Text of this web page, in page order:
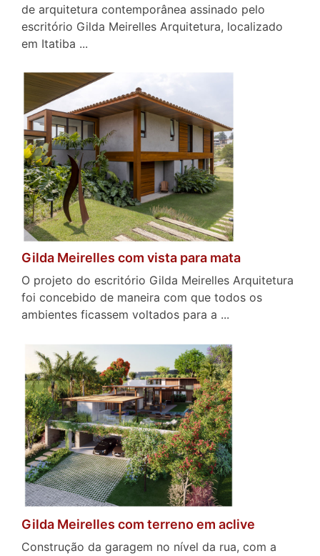
de arquitetura contemporânea assinado pelo
escritório Gilda Meirelles Arquitetura, localizado
em Itatiba ...
Gilda Meirelles com vista para mata
O projeto do escritório Gilda Meirelles Arquitetura
foi concebido de maneira com que todos os
ambientes ficassem voltados para a ...
Gilda Meirelles com terreno em aclive
Construção da garagem no nível da rua, com a